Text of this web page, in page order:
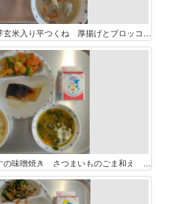
５月７日 ご飯 牛乳 発芽玄米入り平つくね 厚揚げとブロッコリーの炒め物 豆乳仕立てのお味噌汁
５月８日 ご飯 牛乳 ますの味噌焼き さつまいものごま和え ほうれん草のごまスープ